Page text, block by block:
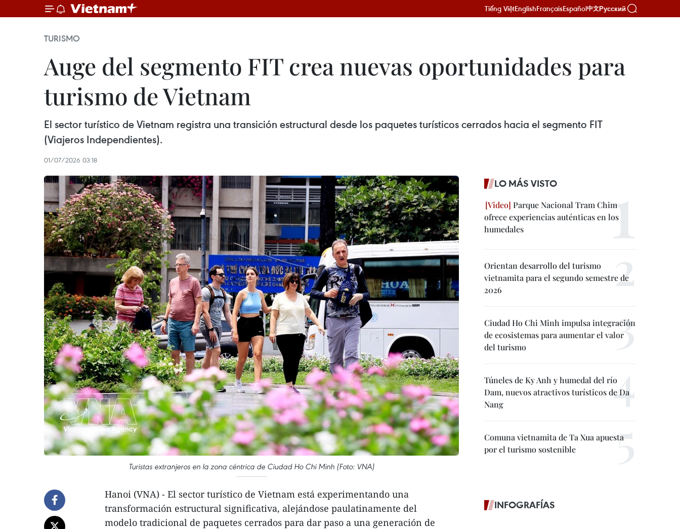
Tiếng ViệtEnglishFrançaisEspañol中文Русский
TURISMO
Auge del segmento FIT crea nuevas oportunidades para
turismo de Vietnam
El sector turístico de Vietnam registra una transición estructural desde los paquetes turísticos cerrados hacia el segmento FIT
(Viajeros Independientes).
01/07/2026 03:18
Turistas extranjeros en la zona céntrica de Ciudad Ho Chi Minh (Foto: VNA)
Hanoi (VNA) - El sector turístico de Vietnam está experimentando una
transformación estructural significativa, alejándose paulatinamente del
modelo tradicional de paquetes cerrados para dar paso a una generación de
LO MÁS VISTO
Parque Nacional Tram Chim
ofrece experiencias auténticas en los
humedales
Orientan desarrollo del turismo
vietnamita para el segundo semestre de
2026
Ciudad Ho Chi Minh impulsa integración
de ecosistemas para aumentar el valor
del turismo
Túneles de Ky Anh y humedal del río
Dam, nuevos atractivos turísticos de Da
Nang
Comuna vietnamita de Ta Xua apuesta
por el turismo sostenible
INFOGRAFÍAS